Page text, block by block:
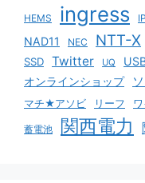
HEMS ingress
NAD11 NEC NTT-X
SSD Twitter UQ
オンラインショップ
マチ★アソビ リーフ
蓄電池 関西電力